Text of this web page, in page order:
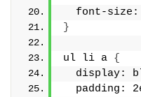
font-size:
}
ul li a {
display:
padding: